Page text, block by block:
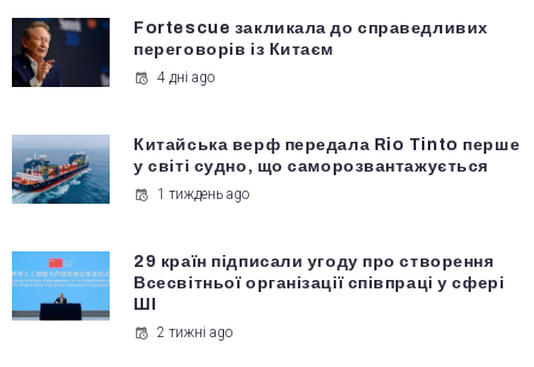
Fortescue закликала до справедливих
переговорів із Китаєм
4 дні ago
Китайська верф передала Rio Tinto перше
у світі судно, що саморозвантажується
1 тиждень ago
29 країн підписали угоду про створення
Всесвітньої організації співпраці у сфері
ШІ
2 тижні ago